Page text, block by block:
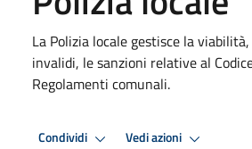
La Polizia locale gestisce la
invalidi, le sanzioni relative al
Regolamenti comunali.
Condividi Vedi azioni